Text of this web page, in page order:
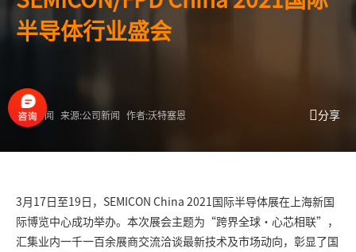
半导体行业盛会
公司新闻 来源:公司新闻 作者:沃特塞恩 分享
3月17日至19日，SEMICON China 2021国际半导体展在上海新国
际博览中心成功举办。本次展会主题为“跨界全球·心芯相联”，
汇集业内一千一百余展商交流洽谈最新技术及市场动向，彰显了国